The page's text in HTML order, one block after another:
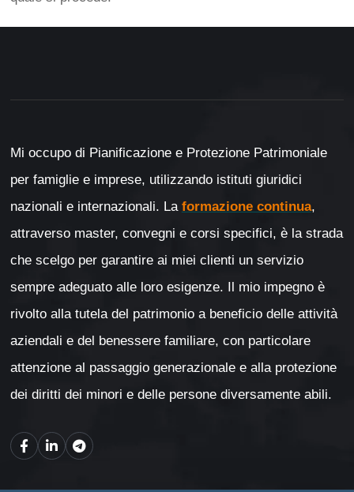
Mi occupo di Pianificazione e Protezione Patrimoniale
per famiglie e imprese, utilizzando istituti giuridici
nazionali e internazionali. La formazione continua,
attraverso master, convegni e corsi specifici, è la strada
che scelgo per garantire ai miei clienti un servizio
sempre adeguato alle loro esigenze. Il mio impegno è
rivolto alla tutela del patrimonio a beneficio delle attività
aziendali e del benessere familiare, con particolare
attenzione al passaggio generazionale e alla protezione
dei diritti dei minori e delle persone diversamente abili.